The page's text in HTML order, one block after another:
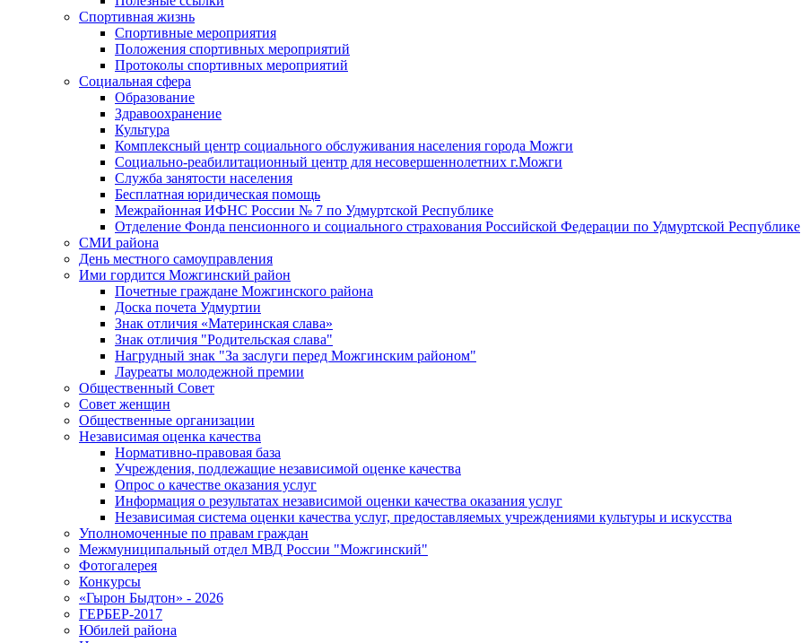
Спортивная жизнь
Спортивные мероприятия
Положения спортивных мероприятий
Протоколы спортивных мероприятий
Социальная сфера
Образование
Здравоохранение
Культура
Комплексный центр социального обслуживания населения города Можги
Социально-реабилитационный центр для несовершеннолетних г.Можги
Служба занятости населения
Бесплатная юридическая помощь
Межрайонная ИФНС России № 7 по Удмуртской Республике
Отделение Фонда пенсионного и социального страхования Российской Федерации по Удмуртской Республике
СМИ района
День местного самоуправления
Ими гордится Можгинский район
Почетные граждане Можгинского района
Доска почета Удмуртии
Знак отличия «Материнская слава»
Знак отличия "Родительская слава"
Нагрудный знак "За заслуги перед Можгинским районом"
Лауреаты молодежной премии
Общественный Совет
Совет женщин
Общественные организации
Независимая оценка качества
Нормативно-правовая база
Учреждения, подлежащие независимой оценке качества
Опрос о качестве оказания услуг
Информация о результатах независимой оценки качества оказания услуг
Независимая система оценки качества услуг, предоставляемых учреждениями культуры и искусства
Уполномоченные по правам граждан
Межмуниципальный отдел МВД России "Можгинский"
Фотогалерея
Конкурсы
«Гырон Быдтон» - 2026
ГЕРБЕР-2017
Юбилей района